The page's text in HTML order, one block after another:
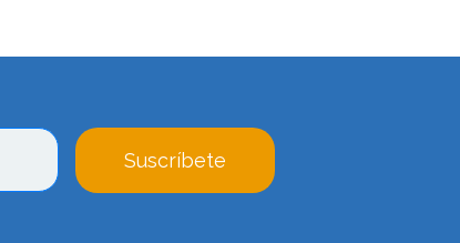
Suscríbete